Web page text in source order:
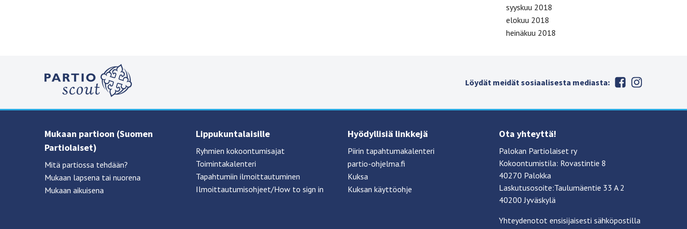
syyskuu 2018
elokuu 2018
heinäkuu 2018
Löydät meidät sosiaalisesta mediasta:
Mukaan partioon (Suomen
Partiolaiset)
Mitä partiossa tehdään?
Mukaan lapsena tai nuorena
Mukaan aikuisena
Lippukuntalaisille
Ryhmien kokoontumisajat
Toimintakalenteri
Tapahtumiin ilmoittautuminen
Ilmoittautumisohjeet/How to sign in
Hyödyllisiä linkkejä
Piirin tapahtumakalenteri
partio-ohjelma.fi
Kuksa
Kuksan käyttöohje
Ota yhteyttä!
Palokan Partiolaiset ry
Kokoontumistila: Rovastintie 8
40270 Palokka
Laskutusosoite:Taulumäentie 33 A 2
40200 Jyväskylä
Yhteydenotot ensisijaisesti sähköpostilla